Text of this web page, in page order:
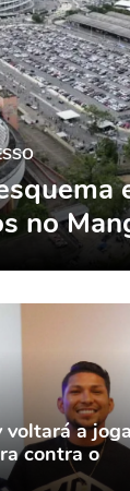
no
voltará a
contra o